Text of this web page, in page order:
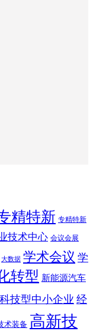
精特新 专精特新
技术中心 会议会展
大数据 学术会议 学
转型 新能源汽车
科技型中小企业 经
术装备 高新技